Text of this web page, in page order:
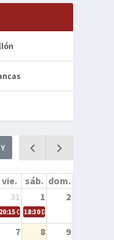
vie. sáb. dom.
31 1 2
20:15Cine en la calle – Cómo
18:30Danza – Cita en el
7 8 9